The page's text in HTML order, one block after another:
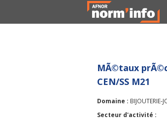
MÃ©taux
CEN/SS M21
Domaine : BIJOUTERIE-
Secteur d'activité :